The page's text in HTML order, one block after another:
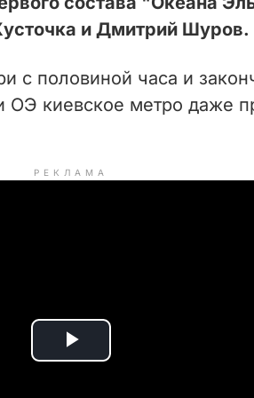
и Дмитрий Шуров.
с половиной часа и
ОЭ киевское метро даже
РЕКЛАМА
P